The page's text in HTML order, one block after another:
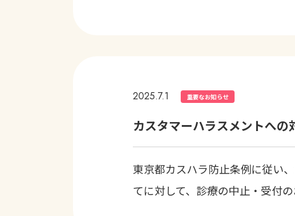
2025.7.1 重要なお知らせ
カスタマーハラスメントへの
東京都カスハラ防止条例に従い
てに対して、診療の中止・受付